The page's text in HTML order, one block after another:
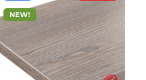
NEW!